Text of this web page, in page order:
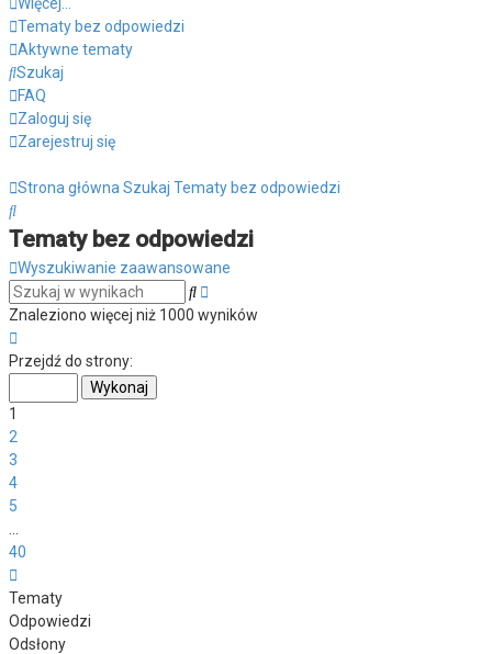
Tematy bez odpowiedzi
Aktywne tematy
Szukaj
FAQ
Zaloguj się
Zarejestruj się
Strona główna Szukaj Tematy bez odpowiedzi
Szukaj
Tematy bez odpowiedzi
Wyszukiwanie zaawansowane
Szukaj
zaawansowane
Znaleziono więcej niż 1000 wyników
1
40
Przejdź do strony:
1
2
3
4
5
40
Tematy
Odpowiedzi
Odsłony